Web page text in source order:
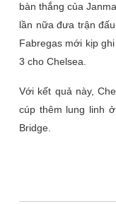
bàn thắng của
lần nữa đưa trận
Fabregas mới kịp
3 cho Chelsea.
Với kết quả này,
cúp thêm lung linh
Bridge.